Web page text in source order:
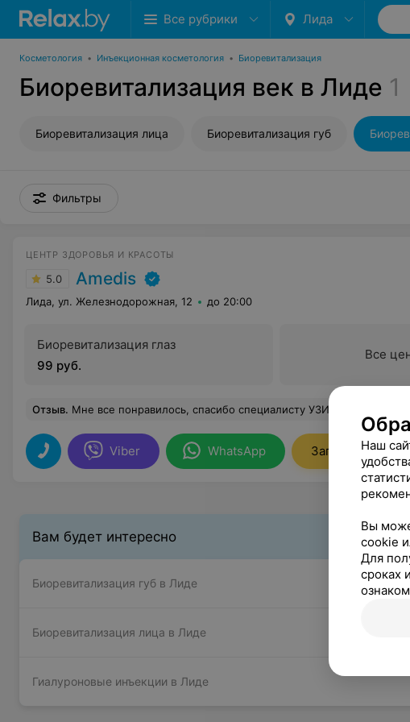
Все рубрики Лида
Косметология • Инъекционная косметология • Биоревитализация
Биоревитализация век в Лиде 1
Биоревитализация лица Биоревитализация губ
Фильтры
ЦЕНТР ЗДОРОВЬЯ И КРАСОТЫ
5.0 Amedis
Лида, ул. Железнодорожная, 12 до 20:00
Биоревитализация глаз
99 руб.
Все
Отзыв. Мне все понравилось, спасибо специалисту УЗИ за скрупулезность, доброжелательность
Viber WhatsApp Записаться
Вам будет интересно
Биоревитализация губ в Лиде
Биоревитализация лица в Лиде
Гиалуроновые инъекции в Лиде
Наш
Вы
cookie
Для
сроках